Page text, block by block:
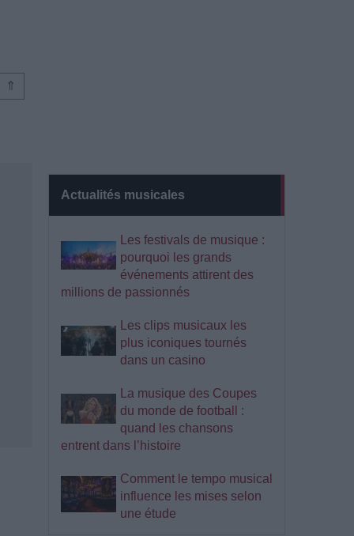
Actualités musicales
Les festivals de musique :
pourquoi les grands
événements attirent des
millions de passionnés
Les clips musicaux les
plus iconiques tournés
dans un casino
La musique des Coupes
du monde de football :
quand les chansons
entrent dans l’histoire
Comment le tempo musical
influence les mises selon
une étude
⇑